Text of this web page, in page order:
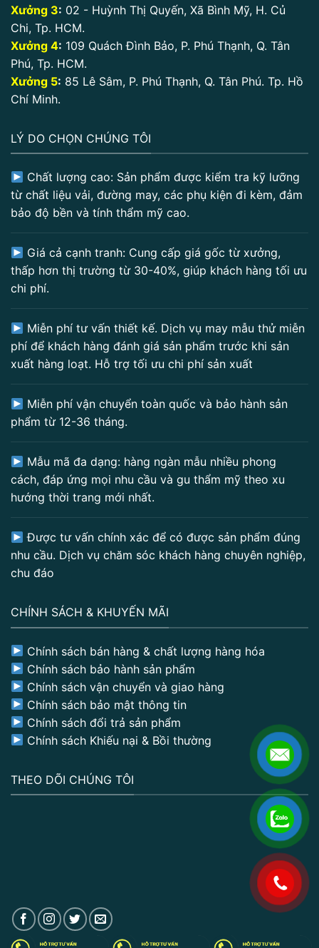
Xưởng 3: 02 - Huỳnh Thị Quyến, Xã Bình Mỹ, H. Củ
Chi, Tp. HCM.
Xưởng 4: 109 Quách Đình Bảo, P. Phú Thạnh, Q. Tân
Phú, Tp. HCM.
Xưởng 5: 85 Lê Sâm, P. Phú Thạnh, Q. Tân Phú. Tp. Hồ
Chí Minh.
LÝ DO CHỌN CHÚNG TÔI
Chất lượng cao: Sản phẩm được kiểm tra kỹ lưỡng
từ chất liệu vải, đường may, các phụ kiện đi kèm, đảm
bảo độ bền và tính thẩm mỹ cao.
Giá cả cạnh tranh: Cung cấp giá gốc từ xưởng,
thấp hơn thị trường từ 30-40%, giúp khách hàng tối ưu
chi phí.
Miễn phí tư vấn thiết kế. Dịch vụ may mẫu thử miễn
phí để khách hàng đánh giá sản phẩm trước khi sản
xuất hàng loạt. Hỗ trợ tối ưu chi phí sản xuất
Miễn phí vận chuyển toàn quốc và bảo hành sản
phẩm từ 12-36 tháng.
Mẫu mã đa dạng: hàng ngàn mẫu nhiều phong
cách, đáp ứng mọi nhu cầu và gu thẩm mỹ theo xu
hướng thời trang mới nhất.
Được tư vấn chính xác để có được sản phẩm đúng
nhu cầu. Dịch vụ chăm sóc khách hàng chuyên nghiệp,
chu đáo
CHÍNH SÁCH & KHUYẾN MÃI
Chính sách bán hàng & chất lượng hàng hóa
Chính sách bảo hành sản phẩm
Chính sách vận chuyển và giao hàng
Chính sách bảo mật thông tin
Chính sách đổi trả sản phẩm
Chính sách Khiếu nại & Bồi thường
THEO DÕI CHÚNG TÔI
.